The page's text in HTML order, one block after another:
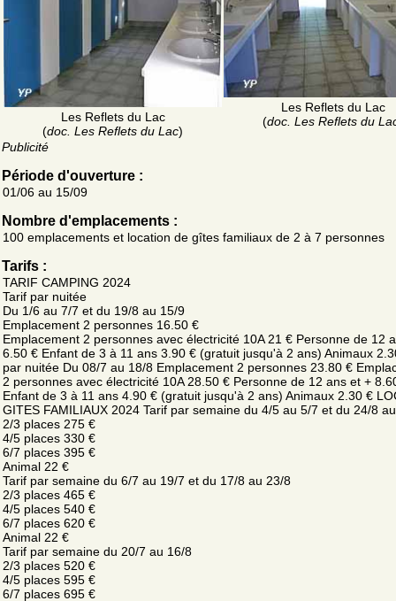
Les Reflets du Lac
(doc. Les Reflets du Lac)
Les Reflets du Lac
(doc. Les Reflets du
Publicité
Période d'ouverture :
01/06 au 15/09
Nombre d'emplacements :
100 emplacements et location de gîtes familiaux de 2 à 7 personnes
Tarifs :
TARIF CAMPING 2024
Tarif par nuitée
Du 1/6 au 7/7 et du 19/8 au 15/9
Emplacement 2 personnes 16.50 €
Emplacement 2 personnes avec électricité 10A 21 € Personne de 12
6.50 € Enfant de 3 à 11 ans 3.90 € (gratuit jusqu'à 2 ans) Animaux
par nuitée Du 08/7 au 18/8 Emplacement 2 personnes 23.80 €
2 personnes avec électricité 10A 28.50 € Personne de 12 ans et +
Enfant de 3 à 11 ans 4.90 € (gratuit jusqu'à 2 ans) Animaux 2.30 €
GITES FAMILIAUX 2024 Tarif par semaine du 4/5 au 5/7 et du 24/8
2/3 places 275 €
4/5 places 330 €
6/7 places 395 €
Animal 22 €
Tarif par semaine du 6/7 au 19/7 et du 17/8 au 23/8
2/3 places 465 €
4/5 places 540 €
6/7 places 620 €
Animal 22 €
Tarif par semaine du 20/7 au 16/8
2/3 places 520 €
4/5 places 595 €
6/7 places 695 €